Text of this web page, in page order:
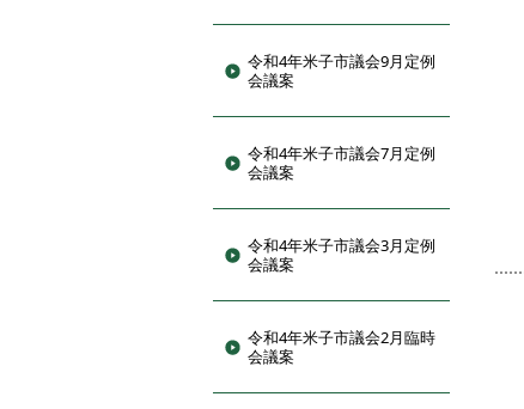
令和4年米子市議会9月定例
会議案
令和4年米子市議会7月定例
会議案
令和4年米子市議会3月定例
会議案
令和4年米子市議会2月臨時
会議案